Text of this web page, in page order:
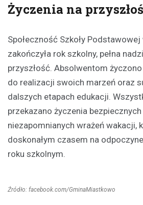
Życzenia na
Społeczność Szkoły
zakończyła rok szkolny, pełna
przyszłość. Absolwentom
do realizacji swoich marzeń oraz
dalszych etapach edukacji.
przekazano życzenia bezpiecznych
niezapomnianych wrażeń wakacji,
doskonałym czasem na
roku szkolnym.
Źródło: facebook.com/GminaMiastkowo